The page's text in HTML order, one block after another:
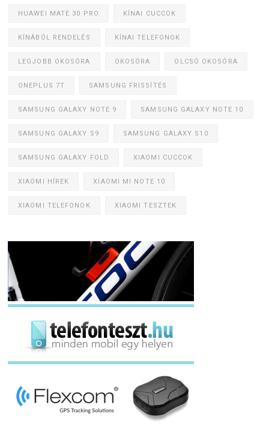
HUAWEI MATE 30 PRO KÍNAI CUCCOK
KÍNÁBÓL RENDELÉS KÍNAI TELEFONOK
LEGJOBB OKOSÓRA OKOSÓRA OLCSÓ OKOSÓRA
ONEPLUS 7T SAMSUNG FRISSÍTÉS
SAMSUNG GALAXY NOTE 9 SAMSUNG GALAXY NOTE 10
SAMSUNG GALAXY S9 SAMSUNG GALAXY S10
SAMSUNG GALAXY FOLD XIAOMI CUCCOK
XIAOMI HÍREK XIAOMI MI NOTE 10
XIAOMI TELEFONOK XIAOMI TESZTEK